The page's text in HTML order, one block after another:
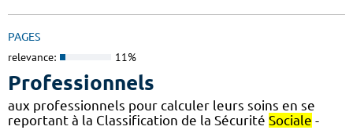
PAGES
relevance: 11%
Professionnels
aux professionnels pour calculer leurs soins en se
reportant à la Classification de la Sécurité Sociale -